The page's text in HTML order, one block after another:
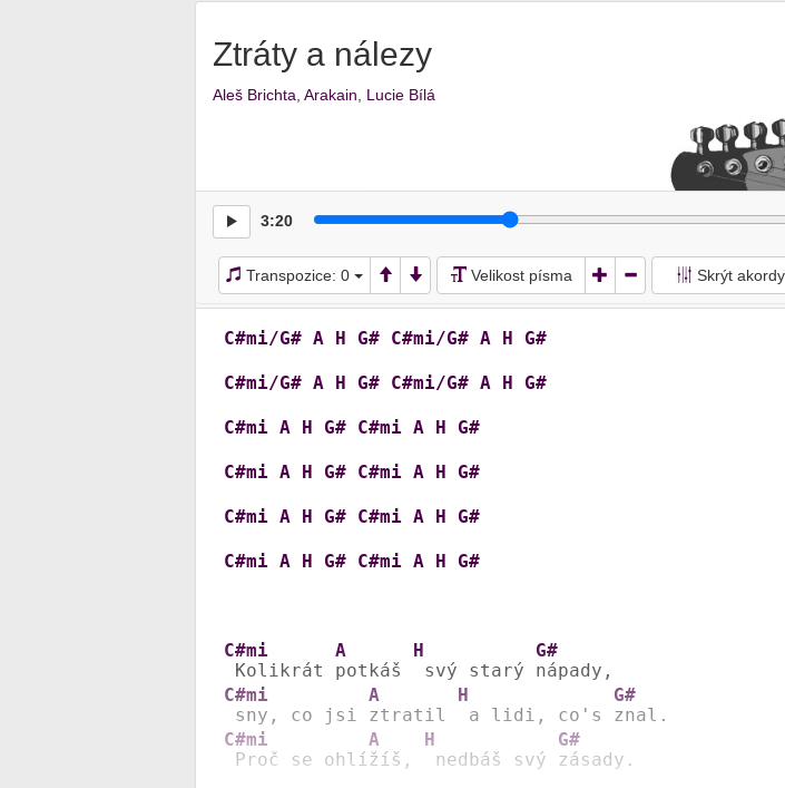
Ztráty a nálezy
Aleš Brichta Arakain Lucie Bílá
3:20
Transpozice: 0 Velikost písma Skrýt akordy
C#mi/G# A H G# C#mi/G# A H G#
C#mi/G# A H G# C#mi/G# A H G#
C#mi A H G# C#mi A H G#
C#mi A H G# C#mi A H G#
C#mi A H G# C#mi A H G#
C#mi A H G# C#mi A H G#
C#mi
Kolikrát
A
potkáš
H
svý starý
G#
C#mi
sny, co jsi
A
ztratil
H
a lidi, co's
G#
C#mi
Proč se ohlí
A
žíš,
H
nedbáš svý
G#
zásady.